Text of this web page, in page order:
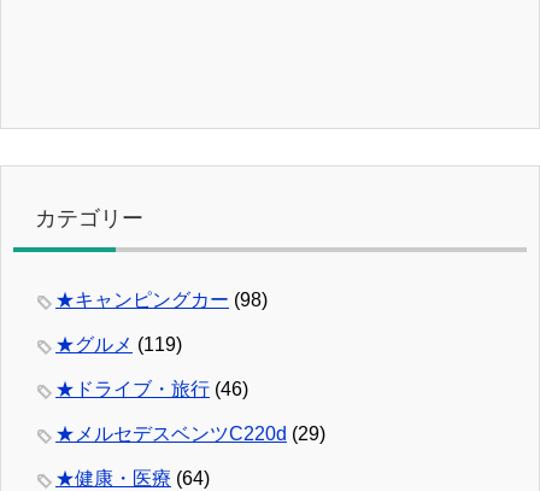
カテゴリー
★キャンピングカー (98)
★グルメ (119)
★ドライブ・旅行 (46)
★メルセデスベンツC220d (29)
★健康・医療 (64)